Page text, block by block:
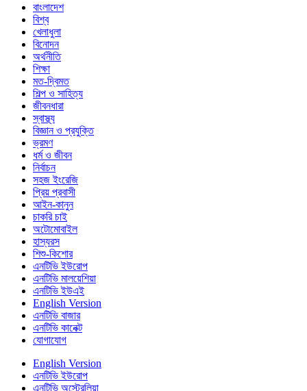
বাংলাদেশ
বিশ্ব
খেলাধুলা
বিনোদন
অর্থনীতি
শিক্ষা
মত-দ্বিমত
শিল্প ও সাহিত্য
জীবনধারা
স্বাস্থ্য
বিজ্ঞান ও প্রযুক্তি
ভ্রমণ
ধর্ম ও জীবন
নির্বাচন
সহজ ইংরেজি
প্রিয় প্রবাসী
আইন-কানুন
চাকরি চাই
অটোমোবাইল
হাস্যরস
শিশু-কিশোর
এনটিভি ইউরোপ
এনটিভি মালয়েশিয়া
এনটিভি ইউএই
English Version
এনটিভি বাজার
এনটিভি কানেক্ট
যোগাযোগ
English Version
এনটিভি ইউরোপ
এনটিভি অস্ট্রেলিয়া